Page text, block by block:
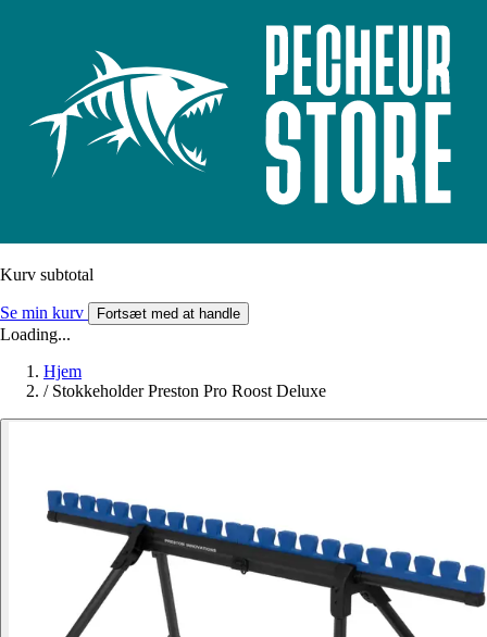
Kurv subtotal
Se min kurv Fortsæt med at handle
Loading...
Hjem
/ Stokkeholder Preston Pro Roost Deluxe